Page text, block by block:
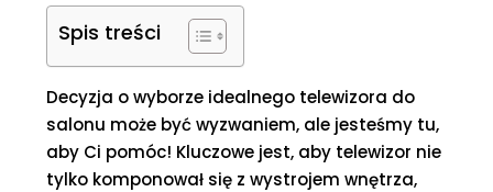
Spis treści
Decyzja o wyborze idealnego telewizora do
salonu może być wyzwaniem, ale jesteśmy tu,
aby Ci pomóc! Kluczowe jest, aby telewizor nie
tylko komponował się z wystrojem wnętrza,